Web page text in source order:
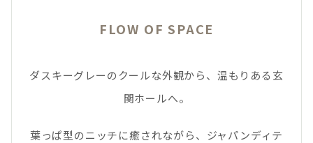
FLOW OF SPACE
ダスキーグレーのクールな外観から、温もりある玄
関ホールへ。
葉っぱ型のニッチに癒されながら、ジャパンディテ